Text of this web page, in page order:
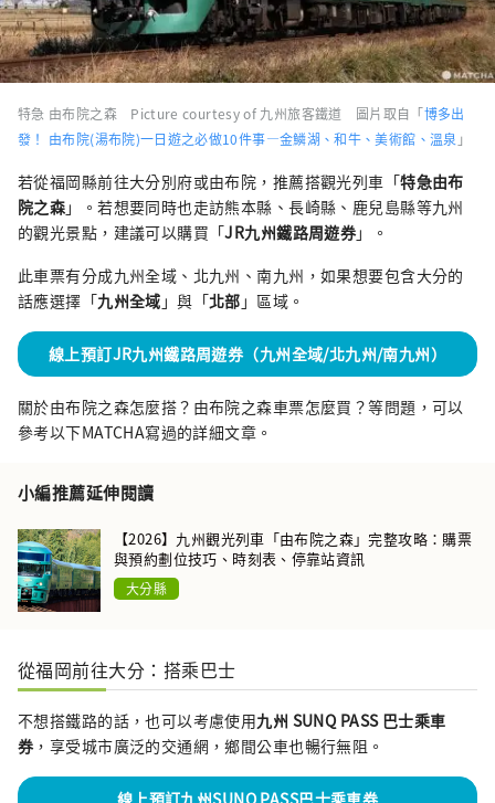
特急 由布院之森 Picture courtesy of 九州旅客鐵道 圖片取自「博多出
發！ 由布院(湯布院)一日遊之必做10件事―金鱗湖、和牛、美術館、溫泉 」
若從福岡縣前往大分別府或由布院，推薦搭觀光列車「特急由布
院之森」。若想要同時也走訪熊本縣、長崎縣、鹿兒島縣等九州
的觀光景點，建議可以購買「JR九州鐵路周遊券」。
此車票有分成九州全域、北九州、南九州，如果想要包含大分的
話應選擇「九州全域 」與「北部 」區域。
線上預訂JR九州鐵路周遊券（九州全域/北九州/南九州）
關於由布院之森怎麼搭？由布院之森車票怎麼買？等問題，可以
參考以下MATCHA寫過的詳細文章。
小編推薦延伸閱讀
【2026】九州觀光列車「由布院之森」完整攻略：購票
與預約劃位技巧、時刻表、停靠站資訊
大分縣
從福岡前往大分：搭乘巴士
不想搭鐵路的話，也可以考慮使用九州 SUNQ PASS 巴士乘車
券，享受城市廣泛的交通網，鄉間公車也暢行無阻。
線上預訂九州SUNQ PASS巴士乘車券